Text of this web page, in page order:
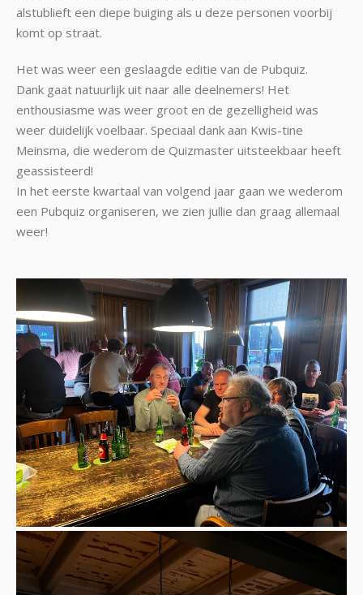
alstublieft een diepe buiging als u deze personen voorbij
komt op straat.
Het was weer een geslaagde editie van de Pubquiz.
Dank gaat natuurlijk uit naar alle deelnemers! Het
enthousiasme was weer groot en de gezelligheid was
weer duidelijk voelbaar. Speciaal dank aan Kwis-tine
Meinsma, die wederom de Quizmaster uitsteekbaar heeft
geassisteerd!
In het eerste kwartaal van volgend jaar gaan we wederom
een Pubquiz organiseren, we zien jullie dan graag allemaal
weer!